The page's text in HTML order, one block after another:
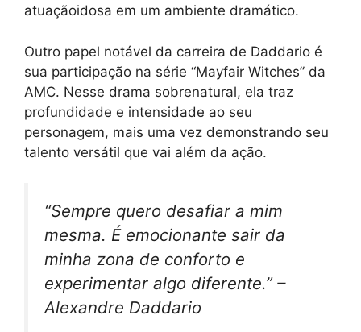
atuaçãoidosa em um ambiente dramático.
Outro papel notável da carreira de Daddario é
sua participação na série “Mayfair Witches” da
AMC. Nesse drama sobrenatural, ela traz
profundidade e intensidade ao seu
personagem, mais uma vez demonstrando seu
talento versátil que vai além da ação.
“Sempre quero desafiar a mim
mesma. É emocionante sair da
minha zona de conforto e
experimentar algo diferente.” –
Alexandre Daddario